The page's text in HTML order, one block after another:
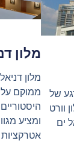
של
וורט
ים
מלון
​מלון
ממוקם
ומציע